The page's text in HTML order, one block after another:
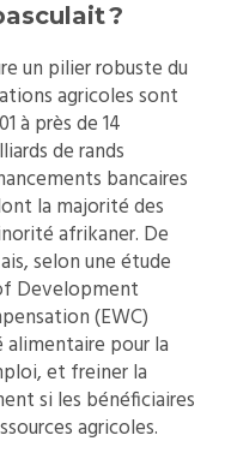
?
un pilier robuste du
agricoles sont
à près de 14
de rands
bancaires
la majorité des
afrikaner. De
selon une étude
Development
(EWC)
pour la
et freiner la
si les bénéficiaires
agricoles.